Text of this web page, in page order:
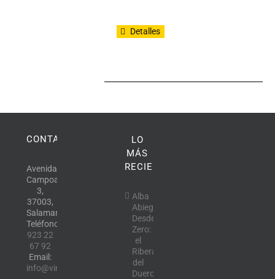
Detalles
CONTACTO
Avenida
Campoamor,
3,
37003,
Salamanca.
Teléfono:
923 22
67 92
Email:
info@vinotecalavendimia.es
LO
MÁS
RECIENTE
Alba
Abiega
Desde
Zero:
el
Ribera
del
Duero